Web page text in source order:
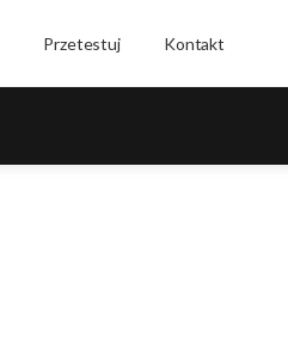
Przetestuj Kontakt